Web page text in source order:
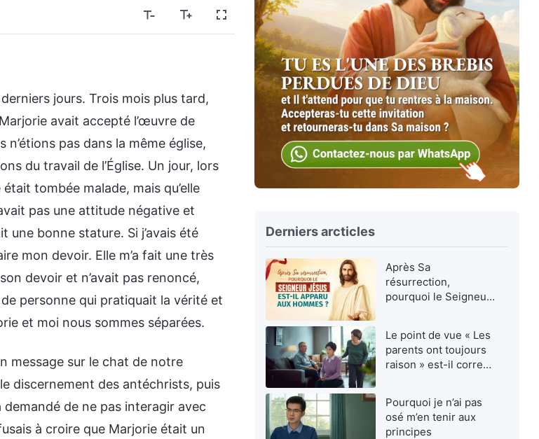
jours. Trois mois plus tard,
avait accepté l’œuvre de
pas dans la même église,
du travail de l’Église. Un jour, lors
était tombée malade, mais qu’elle
pas une attitude négative et
une bonne stature. Si j’avais été
mon devoir. Elle m’a fait une très
devoir et n’avait pas renoncé,
personne qui pratiquait la vérité et
et moi nous sommes séparées.
message sur le chat de notre
discernement des antéchrists, puis
de ne pas interagir avec
à croire que Marjorie était un
Derniers arcticles
Après Sa
résurrection,
pourquoi le Seigneur
Le point de vue « Les
parents ont toujours
raison » est-il correct
Pourquoi je n’ai pas
osé m’en tenir aux
principes